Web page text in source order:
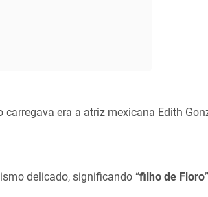
era a atriz mexicana Edith
delicado, significando “filho de Floro